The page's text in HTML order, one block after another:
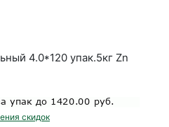
4.0*120 упак.5кг Zn
скидок